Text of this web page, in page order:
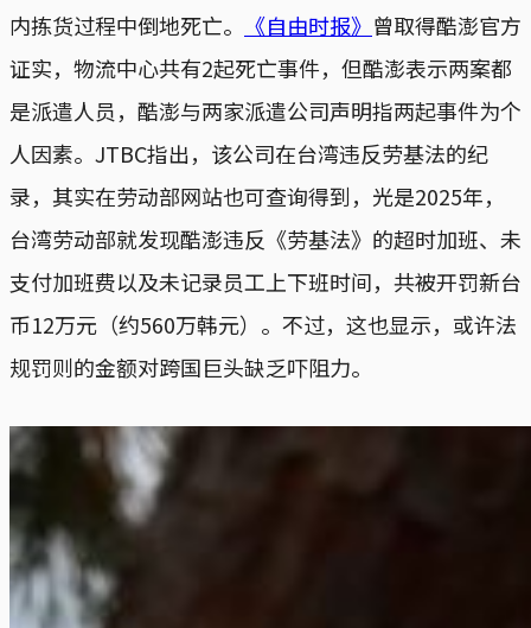
内拣货过程中倒地死亡。
《自由时报》 曾取得酷澎官方
证实，物流中心共有2起死亡事件，但酷澎表示两案都
是派遣人员，酷澎与两家派遣公司声明指两起事件为个
人因素。JTBC指出，该公司在台湾违反劳基法的纪
录，其实在劳动部网站也可查询得到，光是2025年，
台湾劳动部就发现酷澎违反《劳基法》的超时加班、未
支付加班费以及未记录员工上下班时间，共被开罚新台
币12万元（约560万韩元）。不过，这也显示，或许法
规罚则的金额对跨国巨头缺乏吓阻力。